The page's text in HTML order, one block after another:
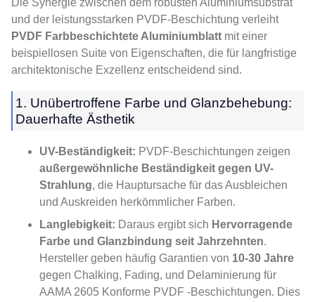
Die Synergie zwischen dem robusten Aluminiumsubstrat
und der leistungsstarken PVDF-Beschichtung verleiht
PVDF Farbbeschichtete Aluminiumblatt mit einer
beispiellosen Suite von Eigenschaften, die für langfristige
architektonische Exzellenz entscheidend sind.
1. Unübertroffene Farbe und Glanzbehebung:
Dauerhafte Ästhetik
UV-Beständigkeit: PVDF-Beschichtungen zeigen
außergewöhnliche Beständigkeit gegen UV-
Strahlung, die Hauptursache für das Ausbleichen
und Auskreiden herkömmlicher Farben.
Langlebigkeit: Daraus ergibt sich Hervorragende
Farbe und Glanzbindung seit Jahrzehnten.
Hersteller geben häufig Garantien von 10-30 Jahre
gegen Chalking, Fading, und Delaminierung für
AAMA 2605 Konforme PVDF -Beschichtungen. Dies